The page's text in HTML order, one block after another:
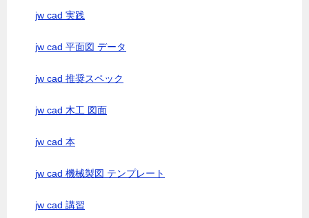
jw cad 実践
jw cad 平面図 データ
jw cad 推奨スペック
jw cad 木工 図面
jw cad 本
jw cad 機械製図 テンプレート
jw cad 講習